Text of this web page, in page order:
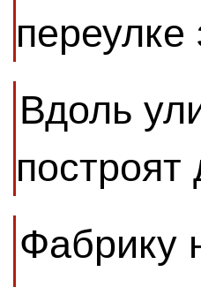
Вдоль
построят
Фабрику